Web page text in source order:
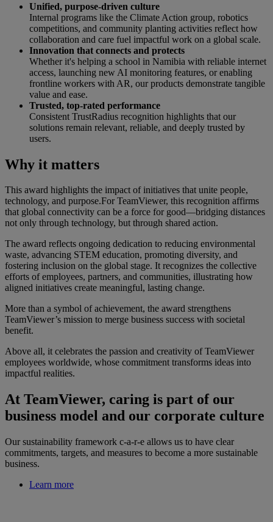
Unified, purpose-driven culture
Internal programs like the Climate Action group, robotics
competitions, and community planting activities reflect how
collaboration and care fuel impactful work on a global scale.
Innovation that connects and protects
Whether it's helping a school in Namibia with reliable internet
access, launching new AI monitoring features, or enabling
frontline workers with AR, our products demonstrate tangible
value and ease.
Trusted, top-rated performance
Consistent TrustRadius recognition highlights that our
solutions remain relevant, reliable, and deeply trusted by
users.
Why it matters
This award highlights the impact of initiatives that unite people,
technology, and purpose.For TeamViewer, this recognition affirms
that global connectivity can be a force for good—bridging distances
not only through technology, but through shared action.
The award reflects ongoing dedication to reducing environmental
waste, advancing STEM education, promoting diversity, and
fostering inclusion on the global stage. It recognizes the collective
efforts of employees, partners, and communities, illustrating how
aligned initiatives create meaningful, lasting change.
More than a symbol of achievement, the award strengthens
TeamViewer’s mission to merge business success with societal
benefit.
Above all, it celebrates the passion and creativity of TeamViewer
employees worldwide, whose commitment transforms ideas into
impactful realities.
At TeamViewer, caring is part of our
business model and our corporate culture
Our sustainability framework c-a-r-e allows us to have clear
commitments, targets, and measures to become a more sustainable
business.
Learn more